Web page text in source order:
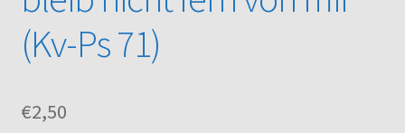
Über uns
Versand und Zahlungsbedingungen
(Kv-Ps 71)
€2,50